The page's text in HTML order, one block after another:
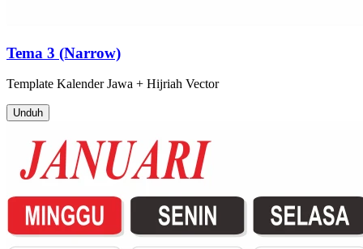
Tema 3 (Narrow)
Template Kalender Jawa + Hijriah Vector
Unduh